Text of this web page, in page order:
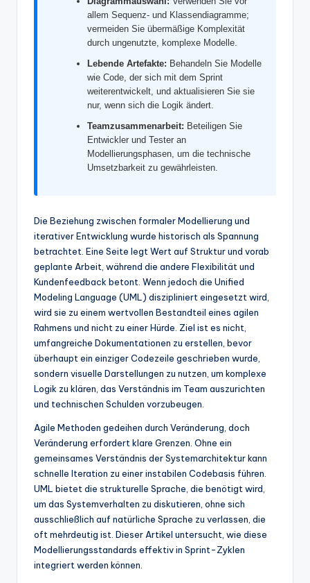
d
allem Sequenz- und Klassendiagramme;
vermeiden Sie übermäßige Komplexität
durch ungenutzte, komplexe Modelle.
Lebende Artefakte: Behandeln Sie Modelle
wie Code, der sich mit dem Sprint
weiterentwickelt, und aktualisieren Sie sie
nur, wenn sich die Logik ändert.
Teamzusammenarbeit: Beteiligen Sie
Entwickler und Tester an
Modellierungsphasen, um die technische
Umsetzbarkeit zu gewährleisten.
Die Beziehung zwischen formaler Modellierung und
iterativer Entwicklung wurde historisch als Spannung
betrachtet. Eine Seite legt Wert auf Struktur und vorab
geplante Arbeit, während die andere Flexibilität und
Kundenfeedback betont. Wenn jedoch die Unified
Modeling Language (UML) diszipliniert eingesetzt wird,
wird sie zu einem wertvollen Bestandteil eines agilen
Rahmens und nicht zu einer Hürde. Ziel ist es nicht,
umfangreiche Dokumentationen zu erstellen, bevor
überhaupt ein einziger Codezeile geschrieben wurde,
sondern visuelle Darstellungen zu nutzen, um komplexe
Logik zu klären, das Verständnis im Team auszurichten
und technischen Schulden vorzubeugen.
Agile Methoden gedeihen durch Veränderung, doch
Veränderung erfordert klare Grenzen. Ohne ein
gemeinsames Verständnis der Systemarchitektur kann
schnelle Iteration zu einer instabilen Codebasis führen.
UML bietet die strukturelle Sprache, die benötigt wird,
um das Systemverhalten zu diskutieren, ohne sich
ausschließlich auf natürliche Sprache zu verlassen, die
oft mehrdeutig ist. Dieser Artikel untersucht, wie diese
Modellierungsstandards effektiv in Sprint-Zyklen
integriert werden können.